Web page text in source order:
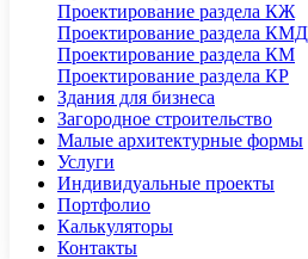
Проектирование раздела КЖ
Проектирование раздела КМД
Проектирование раздела КМ
Проектирование раздела КР
Здания для бизнеса
Загородное строительство
Малые архитектурные формы
Услуги
Индивидуальные проекты
Портфолио
Калькуляторы
Контакты